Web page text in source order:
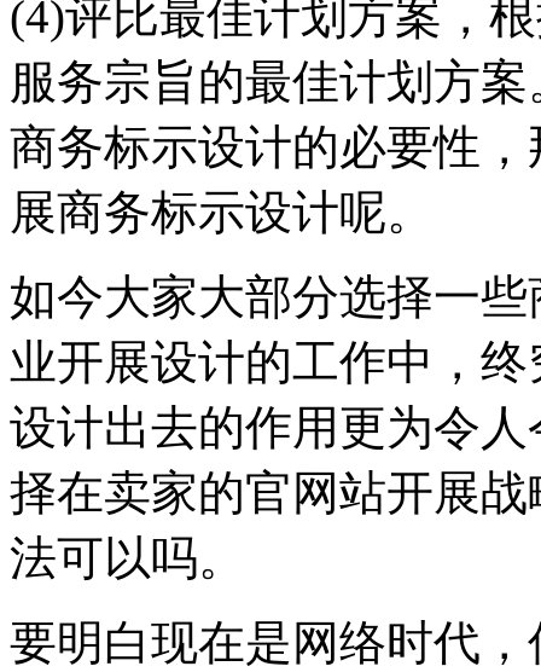
(4)评比最佳计划方案，
服务宗旨的最佳计划方
商务标示设计的必要性
展商务标示设计呢。
如今大家大部分选择一
业开展设计的工作中，
设计出去的作用更为令
择在卖家的官网站开展
法可以吗。
要明白现在是网络时代